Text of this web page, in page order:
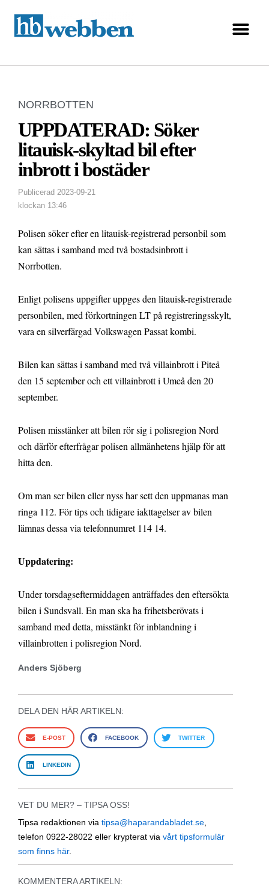
NORRBOTTEN
UPPDATERAD: Söker
litauisk-skyltad bil efter
inbrott i bostäder
Publicerad 2023-09-21
klockan 13:46
Polisen söker efter en litauisk-registrerad personbil som
kan sättas i samband med två bostadsinbrott i
Norrbotten.
Enligt polisens uppgifter uppges den litauisk-registrerade
personbilen, med förkortningen LT på registreringsskylt,
vara en silverfärgad Volkswagen Passat kombi.
Bilen kan sättas i samband med två villainbrott i Piteå
den 15 september och ett villainbrott i Umeå den 20
september.
Polisen misstänker att bilen rör sig i polisregion Nord
och därför efterfrågar polisen allmänhetens hjälp för att
hitta den.
Om man ser bilen eller nyss har sett den uppmanas man
ringa 112. För tips och tidigare iakttagelser av bilen
lämnas dessa via telefonnumret 114 14.
Uppdatering:
Under torsdagseftermiddagen anträffades den eftersökta
bilen i Sundsvall. En man ska ha frihetsberövats i
samband med detta, misstänkt för inblandning i
villainbrotten i polisregion Nord.
Anders Sjöberg
DELA DEN HÄR ARTIKELN:
E-POST FACEBOOK TWITTER
LINKEDIN
VET DU MER? – TIPSA OSS!
Tipsa redaktionen via tipsa@haparandabladet.se
telefon 0922-28022 eller krypterat via vårt tipsformulär
som finns här.
KOMMENTERA ARTIKELN: